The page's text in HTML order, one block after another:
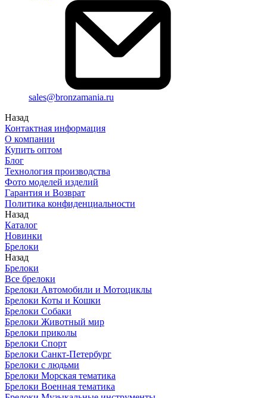
sales@bronzamania.ru
Назад
Контактная информация
О компании
Купить оптом
Блог
Технология производства
Фото моделей изделий
Гарантия и Возврат
Политика конфиденциальности
Назад
Каталог
Новинки
Брелоки
Назад
Брелоки
Все брелоки
Брелоки Автомобили и Мотоциклы
Брелоки Коты и Кошки
Брелоки Собаки
Брелоки Животный мир
Брелоки приколы
Брелоки Спорт
Брелоки Санкт-Петербург
Брелоки с людьми
Брелоки Морская тематика
Брелоки Военная тематика